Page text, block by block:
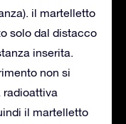
il martelletto
solo dal distacco
inserita.
non si
radioattiva
il martelletto